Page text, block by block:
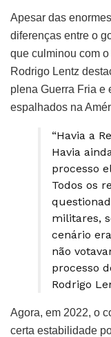
Apesar das
diferenças entre o
que culminou com
Rodrigo Lentz
plena Guerra Fria e
espalhados na
“Havia a
Havia
processo
Todos os
militares,
cenário
não
processo
Rodrigo
Agora, em 2022, o
certa estabilidade